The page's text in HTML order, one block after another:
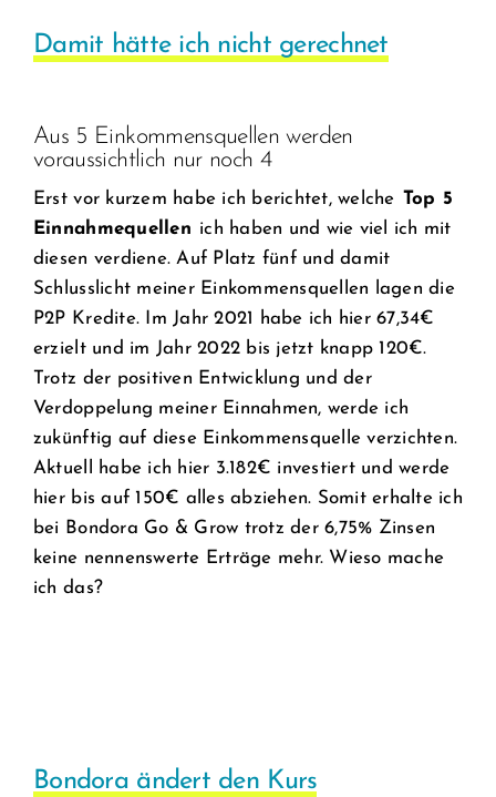
Damit hätte ich nicht gerechnet
Aus 5 Einkommensquellen werden
voraussichtlich nur noch 4
Erst vor kurzem habe ich berichtet, welche Top 5
Einnahmequellen ich haben und wie viel ich mit
diesen verdiene. Auf Platz fünf und damit
Schlusslicht meiner Einkommensquellen lagen die
P2P Kredite. Im Jahr 2021 habe ich hier 67,34€
erzielt und im Jahr 2022 bis jetzt knapp 120€.
Trotz der positiven Entwicklung und der
Verdoppelung meiner Einnahmen, werde ich
zukünftig auf diese Einkommensquelle verzichten.
Aktuell habe ich hier 3.182€ investiert und werde
hier bis auf 150€ alles abziehen. Somit erhalte ich
bei Bondora Go & Grow trotz der 6,75% Zinsen
keine nennenswerte Erträge mehr. Wieso mache
ich das?
Bondora ändert den Kurs